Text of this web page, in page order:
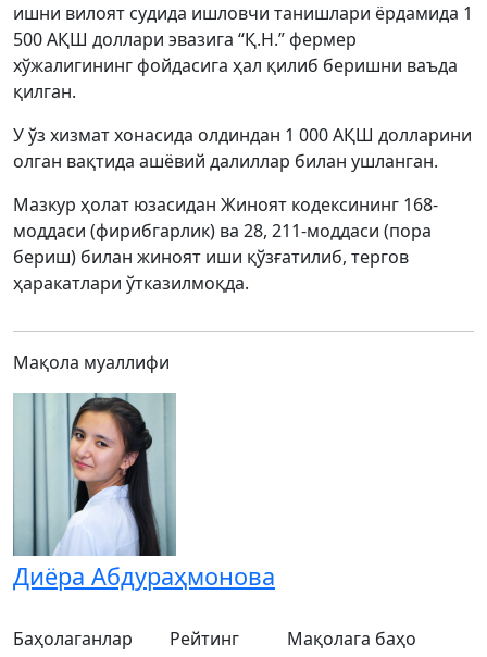
ишни вилоят судида ишловчи танишлари ёрдамида 1
500 АҚШ доллари эвазига “Қ.Н.” фермер
хўжалигининг фойдасига ҳал қилиб беришни ваъда
қилган.
У ўз хизмат хонасида олдиндан 1 000 АҚШ долларини
олган вақтида ашёвий далиллар билан ушланган.
Мазкур ҳолат юзасидан Жиноят кодексининг 168-
моддаси (фирибгарлик) ва 28, 211-моддаси (пора
бериш) билан жиноят иши қўзғатилиб, тергов
ҳаракатлари ўтказилмоқда.
Мақола муаллифи
Диёра Абдураҳмoнова
Баҳолаганлар Рейтинг
Мақолага баҳо